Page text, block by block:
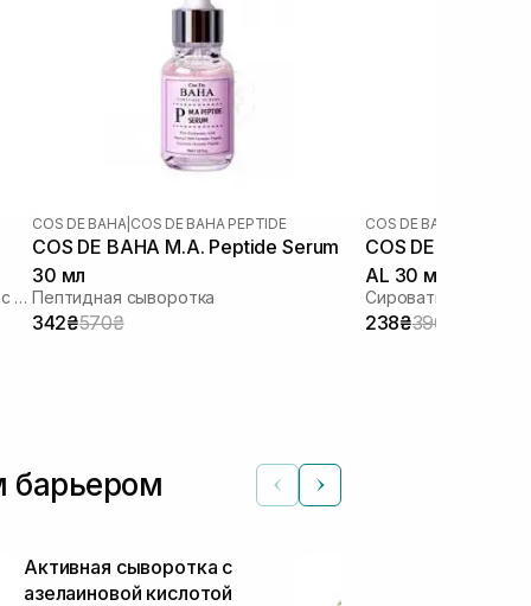
Противовоспалительная сыворотка с азелаиновой кислотой
COS DE BAHA COS DE BAHA PEPTIDE
COS DE BAHA M.A. Peptide Serum
30 мл
Пептидная сыворотка
342₴570₴
COS DE BAHA
COS DE BAHA A-Arbutin 5% Licorice
AL 30 мл
238₴396₴
барьером
Активная сыворотка с
азелаиновой кислотой